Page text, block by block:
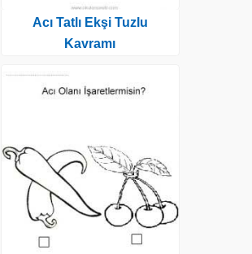
Acı Tatlı Ekşi Tuzlu
Kavramı